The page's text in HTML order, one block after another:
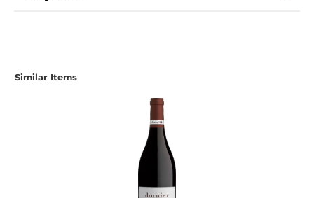
Similar Items